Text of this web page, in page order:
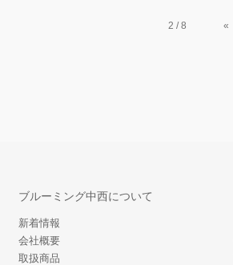
2 / 8 «
ブルーミング中西について
新着情報
会社概要
取扱商品